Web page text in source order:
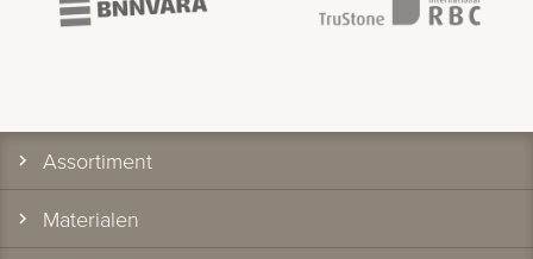
Assortiment
Materialen